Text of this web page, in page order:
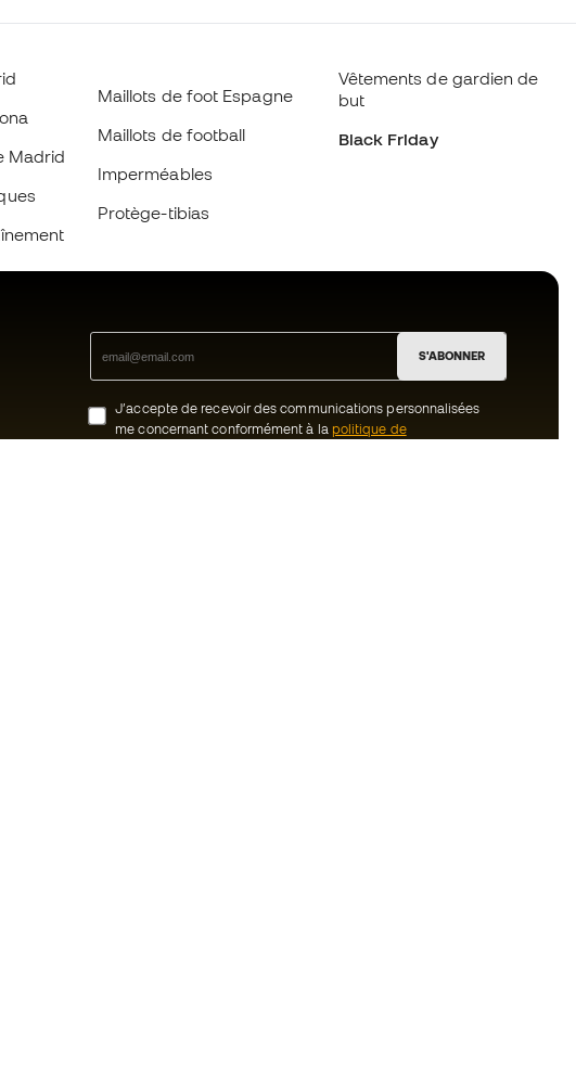
Madrid
Maillots de foot Espagne
Maillots de football
Imperméables
Protège-tibias
Vêtements de gardien de
but
Black Friday
S'ABONNER
J’accepte de recevoir des communications personnalisées
me concernant conformément à la politique de